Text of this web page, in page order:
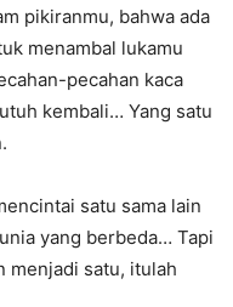
pikiranmu, bahwa ada
menambal lukamu
pecahan kaca
kembali… Yang satu
satu sama lain
yang berbeda… Tapi
menjadi satu, itulah